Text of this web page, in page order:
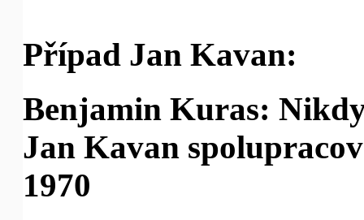
Případ Jan Kavan:
Benjamin Kuras:
Jan Kavan
1970